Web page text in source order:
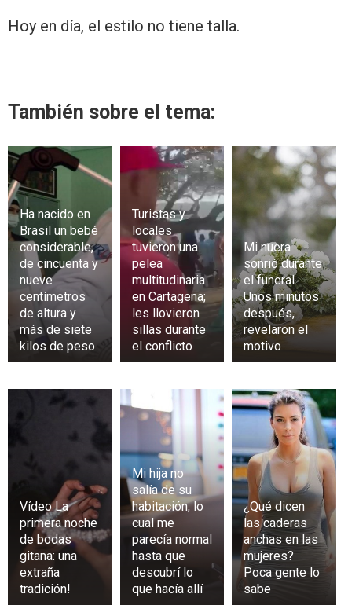
Hoy en día, el estilo no tiene talla.
También sobre el tema:
Ha nacido en
Brasil un bebé
considerable,
de cincuenta y
nueve
centímetros
de altura y
más de siete
kilos de peso
Turistas y
locales
tuvieron una
pelea
multitudinaria
en Cartagena;
les llovieron
sillas durante
el conflicto
Mi nuera
sonrió durante
el funeral.
Unos minutos
después,
revelaron el
motivo
Vídeo La
primera noche
de bodas
gitana: una
extraña
tradición!
Mi hija no
salía de su
habitación, lo
cual me
parecía normal
hasta que
descubrí lo
que hacía allí
¿Qué dicen
las caderas
anchas en las
mujeres?
Poca gente lo
sabe